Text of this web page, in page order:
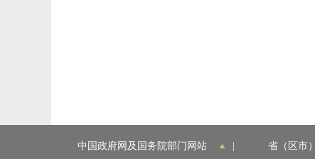
中国政府网及国务院部门网站 省（区市